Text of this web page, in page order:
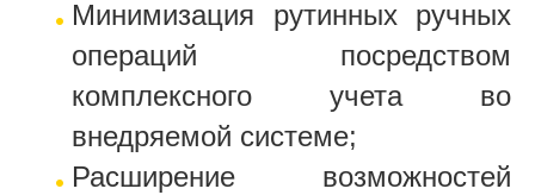
Минимизация рутинных ручных
операций посредством
комплексного учета во
внедряемой системе;
Расширение возможностей